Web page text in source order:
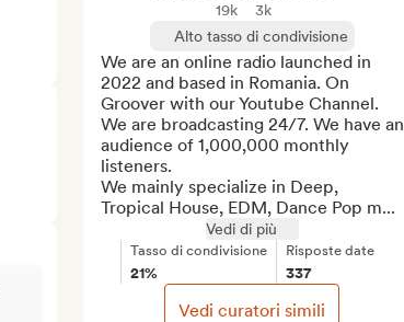
19k
3k
Alto tasso di condivisione
We are an online radio launched in
2022 and based in Romania. On
Groover with our Youtube Channel.
We are broadcasting 24/7. We have an
audience of 1,000,000 monthly
listeners.
We mainly specialize in Deep,
Tropical House, EDM, Dance Pop m...
Vedi di più
Tasso di condivisione
21%
Risposte date
337
Vedi curatori simili